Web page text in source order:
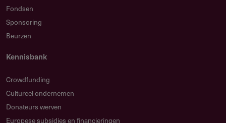
Fondsen
Sponsoring
Beurzen
Kennisbank
Crowdfunding
Cultureel ondernemen
Donateurs werven
Europese subsidies en financieringen